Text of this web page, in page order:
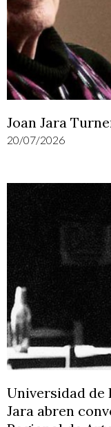
Joan Jara
20/07/2026
Universidad de
Jara abren